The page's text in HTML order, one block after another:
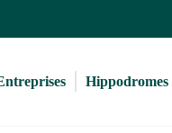
Hippodromes